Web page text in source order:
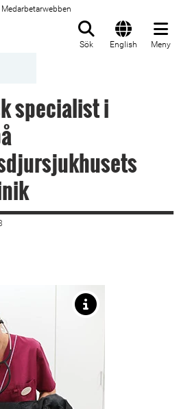
Medarbetarwebben
Sök English Meny
specialist i